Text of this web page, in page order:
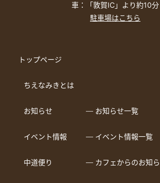
車：「敦賀IC」より約10分
駐車場はこちら
トップページ
ちえなみきとは
お知らせ ― お知らせ一覧
イベント情報 ― イベント情報一覧
中道便り ― カフェからのお知